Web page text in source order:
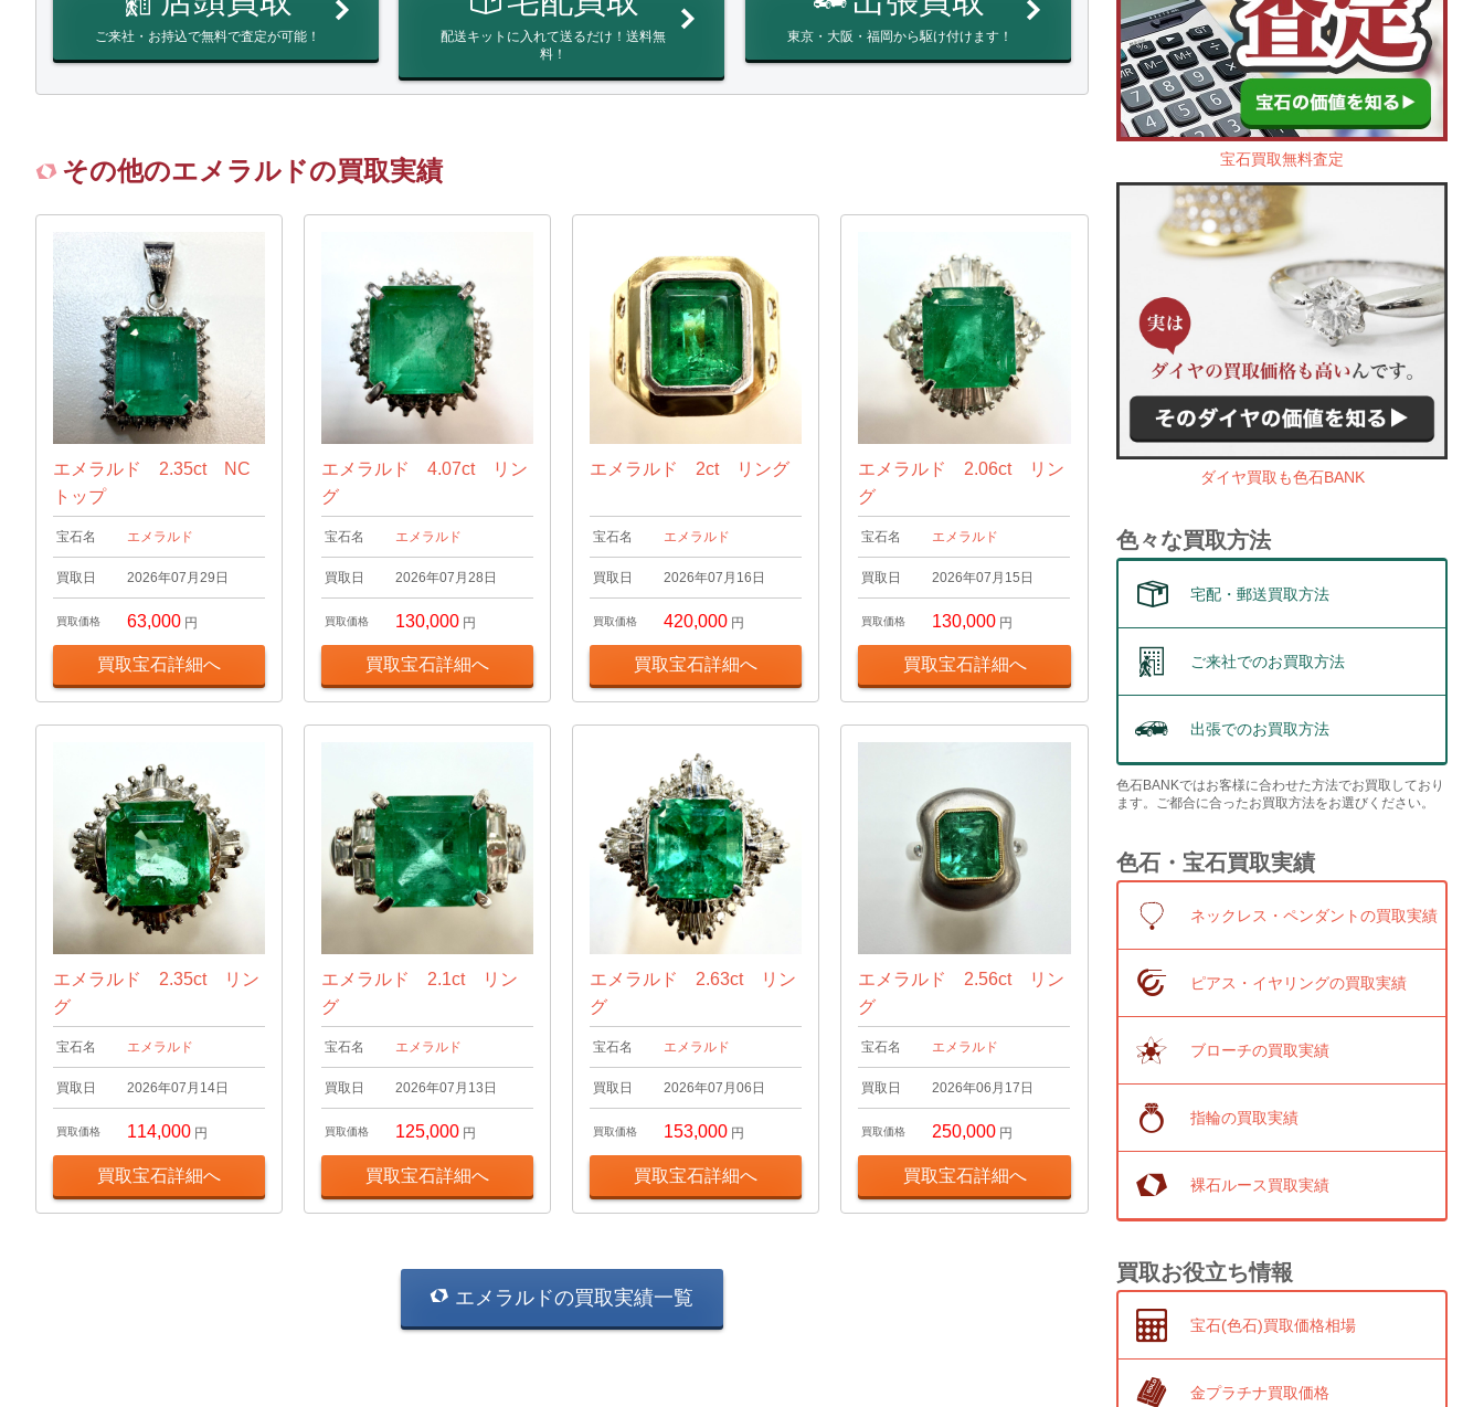
ご来社・お持込で無料で査定が可能！
配送キットに入れて送るだけ！送料無
料！
東京・大阪・福岡から駆け付けます！
その他のエメラルドの買取実績
エメラルド 2.35ct NC
トップ
宝石名 エメラルド
買取日 2026年07月29日
買取価格 63,000 円
買取宝石詳細へ
エメラルド 4.07ct リン
グ
宝石名 エメラルド
買取日 2026年07月28日
買取価格 130,000 円
買取宝石詳細へ
エメラルド 2ct リング
宝石名 エメラルド
買取日 2026年07月16日
買取価格 420,000 円
買取宝石詳細へ
エメラルド 2.06ct リン
グ
宝石名 エメラルド
買取日 2026年07月15日
買取価格 130,000 円
買取宝石詳細へ
エメラルド 2.35ct リン
グ
宝石名 エメラルド
買取日 2026年07月14日
買取価格 114,000 円
買取宝石詳細へ
エメラルド 2.1ct リン
グ
宝石名 エメラルド
買取日 2026年07月13日
買取価格 125,000 円
買取宝石詳細へ
エメラルド 2.63ct リン
グ
宝石名 エメラルド
買取日 2026年07月06日
買取価格 153,000 円
買取宝石詳細へ
エメラルド 2.56ct リン
グ
宝石名 エメラルド
買取日 2026年06月17日
買取価格 250,000 円
買取宝石詳細へ
エメラルドの買取実績一覧
宝石買取無料査定
ダイヤ買取も色石BANK
色々な買取方法
宅配・郵送買取方法
ご来社でのお買取方法
出張でのお買取方法
色石BANKではお客様に合わせた方法でお買取しており
ます。ご都合に合ったお買取方法をお選びください。
色石・宝石買取実績
ネックレス・ペンダントの買取実績
ピアス・イヤリングの買取実績
ブローチの買取実績
指輪の買取実績
裸石ルース買取実績
買取お役立ち情報
宝石(色石)買取価格相場
金プラチナ買取価格